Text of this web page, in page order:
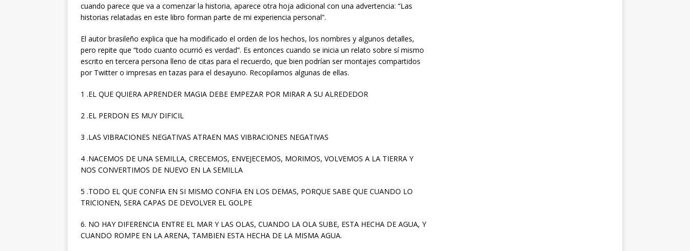
cuando parece que va a comenzar la historia, aparece otra hoja adicional con una advertencia: “Las
historias relatadas en este libro forman parte de mi experiencia personal”.
El autor brasileño explica que ha modificado el orden de los hechos, los nombres y algunos detalles,
pero repite que “todo cuanto ocurrió es verdad”. Es entonces cuando se inicia un relato sobre sí mismo
escrito en tercera persona lleno de citas para el recuerdo, que bien podrían ser montajes compartidos
por Twitter o impresas en tazas para el desayuno. Recopilamos algunas de ellas.
1 .EL QUE QUIERA APRENDER MAGIA DEBE EMPEZAR POR MIRAR A SU ALREDEDOR
2 .EL PERDON ES MUY DIFICIL
3 .LAS VIBRACIONES NEGATIVAS ATRAEN MAS VIBRACIONES NEGATIVAS
4 .NACEMOS DE UNA SEMILLA, CRECEMOS, ENVEJECEMOS, MORIMOS, VOLVEMOS A LA TIERRA Y
NOS CONVERTIMOS DE NUEVO EN LA SEMILLA
5 .TODO EL QUE CONFIA EN SI MISMO CONFIA EN LOS DEMAS, PORQUE SABE QUE CUANDO LO
TRICIONEN, SERA CAPAS DE DEVOLVER EL GOLPE
6. NO HAY DIFERENCIA ENTRE EL MAR Y LAS OLAS, CUANDO LA OLA SUBE, ESTA HECHA DE AGUA, Y
CUANDO ROMPE EN LA ARENA, TAMBIEN ESTA HECHA DE LA MISMA AGUA.